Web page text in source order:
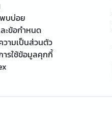
บบ่อย
ะข้อกำหนด
วามเป็นส่วนตัว
ารใช้ข้อมูลคุกกี้